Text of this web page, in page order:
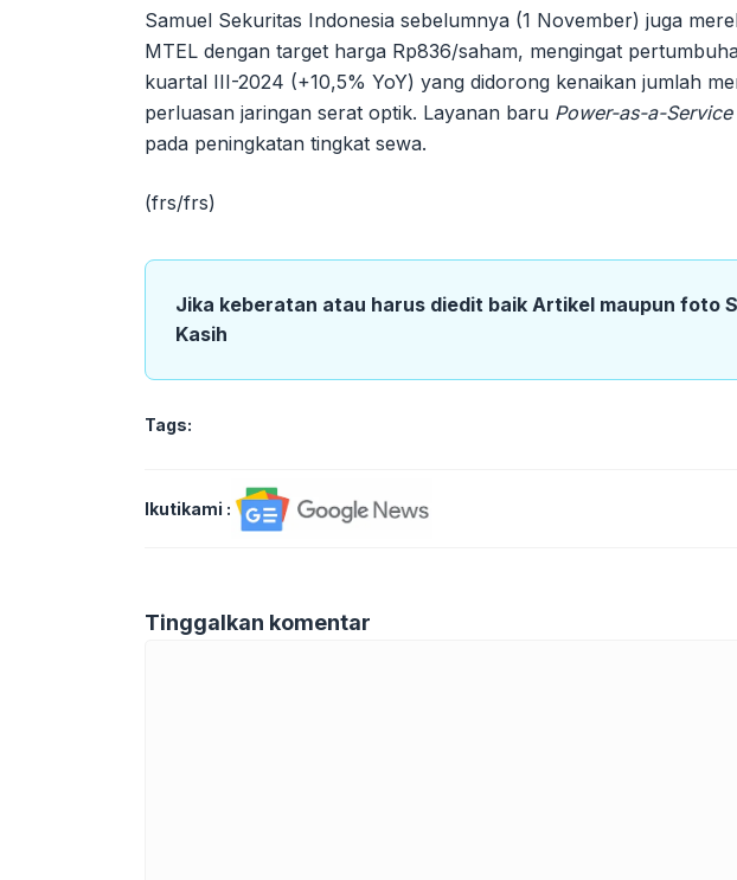
Samuel Sekuritas Indonesia sebelumnya (1 November) juga
MTEL dengan target harga Rp836/saham, mengingat
kuartal III-2024 (+10,5% YoY) yang didorong kenaikan jumlah
perluasan jaringan serat optik. Layanan baru Power-as-a-Service
pada peningkatan tingkat sewa.
(frs/frs)
Jika keberatan atau harus diedit baik Artikel maupun foto
Kasih
Tags:
Ikutikami :
Tinggalkan komentar